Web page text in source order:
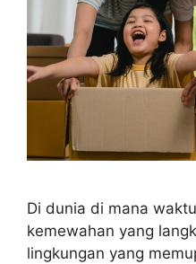
Di dunia di mana
kemewahan yang
lingkungan yang